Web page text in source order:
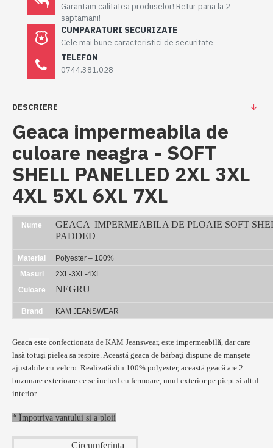
Garantam calitatea produselor! Retur pana la 2
saptamani!
CUMPARATURI SECURIZATE
Cele mai bune caracteristici de securitate
TELEFON
0744.381.028
DESCRIERE
Geaca impermeabila de
culoare neagra - SOFT
SHELL PANELLED 2XL 3XL
4XL 5XL 6XL 7XL
Nume
GEACA IMPERMEABILA DE PLOAIE SOFT
PADDED
Material
Polyester – 100%
Masuri
2XL-3XL-4XL
Culoare
NEGRU
Brand KAM JEANSWEAR
Geaca este confectionata de KAM Jeanswear, este impermeabilă, dar care
lasă totuşi pielea sa respire. Această geaca de bărbaţi dispune de manşete
ajustabile cu velcro. Realizată din 100% polyester, această geacă are 2
buzunare exterioare ce se inched cu fermoare, unul exterior pe piept si altul
interior.
* Împotriva vantului si a ploii
Circumferinta